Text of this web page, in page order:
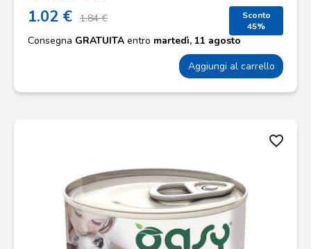
1.02 € 1.84 €
Sconto
45%
Consegna GRATUITA entro martedì, 11 agosto
Aggiungi al carrello
favorite_border